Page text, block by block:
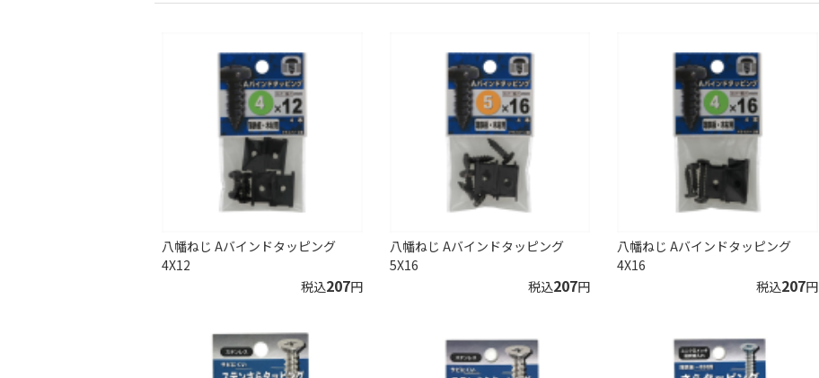
八幡ねじ Aバインドタッピング
4X12
税込207円
八幡ねじ Aバインドタッピング
5X16
税込207円
八幡ねじ Aバインドタッピング
4X16
税込207円